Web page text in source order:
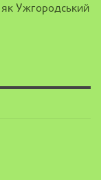
Ужгородський